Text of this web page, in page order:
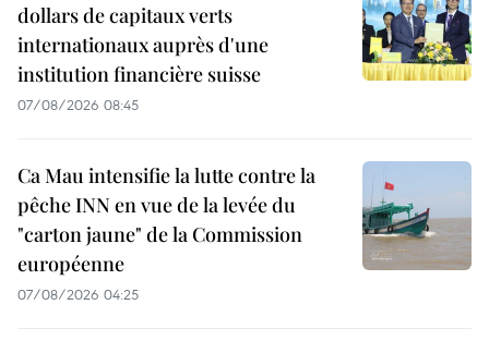
dollars de capitaux verts
internationaux auprès d'une
institution financière suisse
07/08/2026 08:45
Ca Mau intensifie la lutte contre la
pêche INN en vue de la levée du
"carton jaune" de la Commission
européenne
07/08/2026 04:25